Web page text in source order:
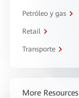
Petróleo y gas
Retail
Transporte
More Resources